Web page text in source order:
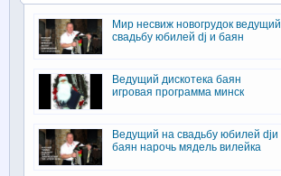
Мир несвиж новогрудок ведущий
свадьбу юбилей dj и баян
Ведущий дискотека баян
игровая программа минск
Ведущий на свадьбу юбилей djи
баян нарочь мядель вилейка